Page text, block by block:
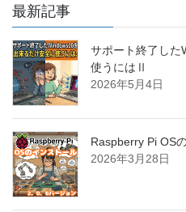
最新記事
サポート終了した
使うにはⅡ
2026年5月4日
Raspberry Pi OS
2026年3月28日